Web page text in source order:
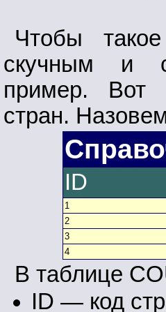
Чтобы
скучным и
пример. Вот
стран.
ID
1
2
3
4
В таблице
ID — код